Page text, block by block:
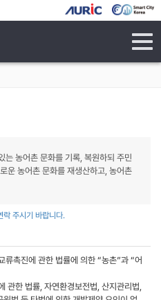
는 농어촌 문화를 기록, 복원하되 주민
운 농어촌 문화를 재생산하고, 농어촌
락 주시기 바랍니다.
류촉진에 관한 법률에 의한 “농촌”과 “어
관한 법률, 자연환경보전법, 산지관리법,